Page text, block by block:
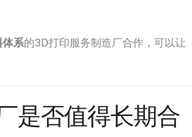
体系的3D打印服务制造厂合作，可以让
是否值得长期合